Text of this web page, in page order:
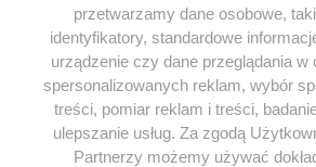
SPOŁECZNOŚĆ
WSPÓŁPRACA
KONTAKT
przetwarzamy dane osobowe,
identyfikatory, standardowe
urządzenie czy dane przeglądania w
spersonalizowanych reklam, wybór
treści, pomiar reklam i treści,
ulepszanie usług. Za zgodą
Partnerzy możemy używać